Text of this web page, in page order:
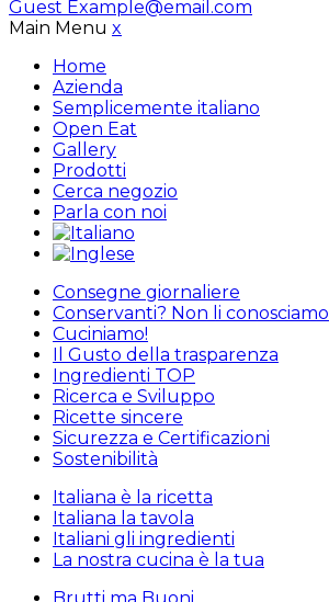
Guest Example@email.com
Main Menu x
Home
Azienda
Semplicemente italiano
Open Eat
Gallery
Prodotti
Cerca negozio
Parla con noi
Consegne giornaliere
Conservanti? Non li conosciamo
Cuciniamo!
Il Gusto della trasparenza
Ingredienti TOP
Ricerca e Sviluppo
Ricette sincere
Sicurezza e Certificazioni
Sostenibilità
Italiana è la ricetta
Italiana la tavola
Italiani gli ingredienti
La nostra cucina è la tua